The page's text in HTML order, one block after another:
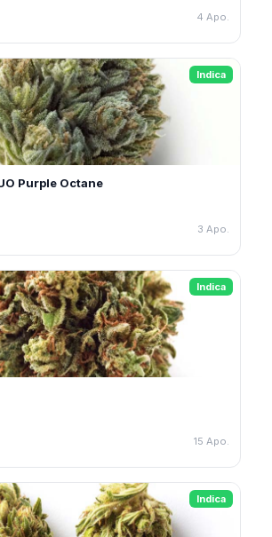
4 Apo.
Indica
Purple Octane
3 Apo.
Indica
15 Apo.
Indica